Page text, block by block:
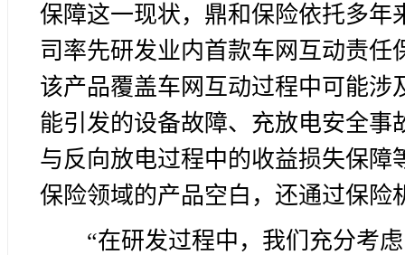
保障这一现状，鼎和保险依托多
司率先研发业内首款车网互动责
该产品覆盖车网互动过程中可能
能引发的设备故障、充放电安全
与反向放电过程中的收益损失保
保险领域的产品空白，还通过保险
“在研发过程中，我们充分考